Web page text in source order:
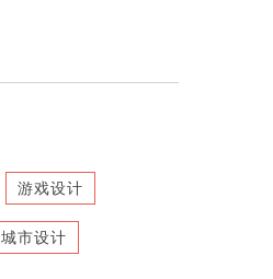
游戏设计
城市设计